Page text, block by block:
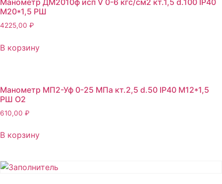
M20*1,5 РШ
4225,00 ₽
В корзину
Манометр МП2-Уф 0-25 МПа кт.2,5 d.50 IP40 M12*1,5
РШ O2
610,00 ₽
В корзину